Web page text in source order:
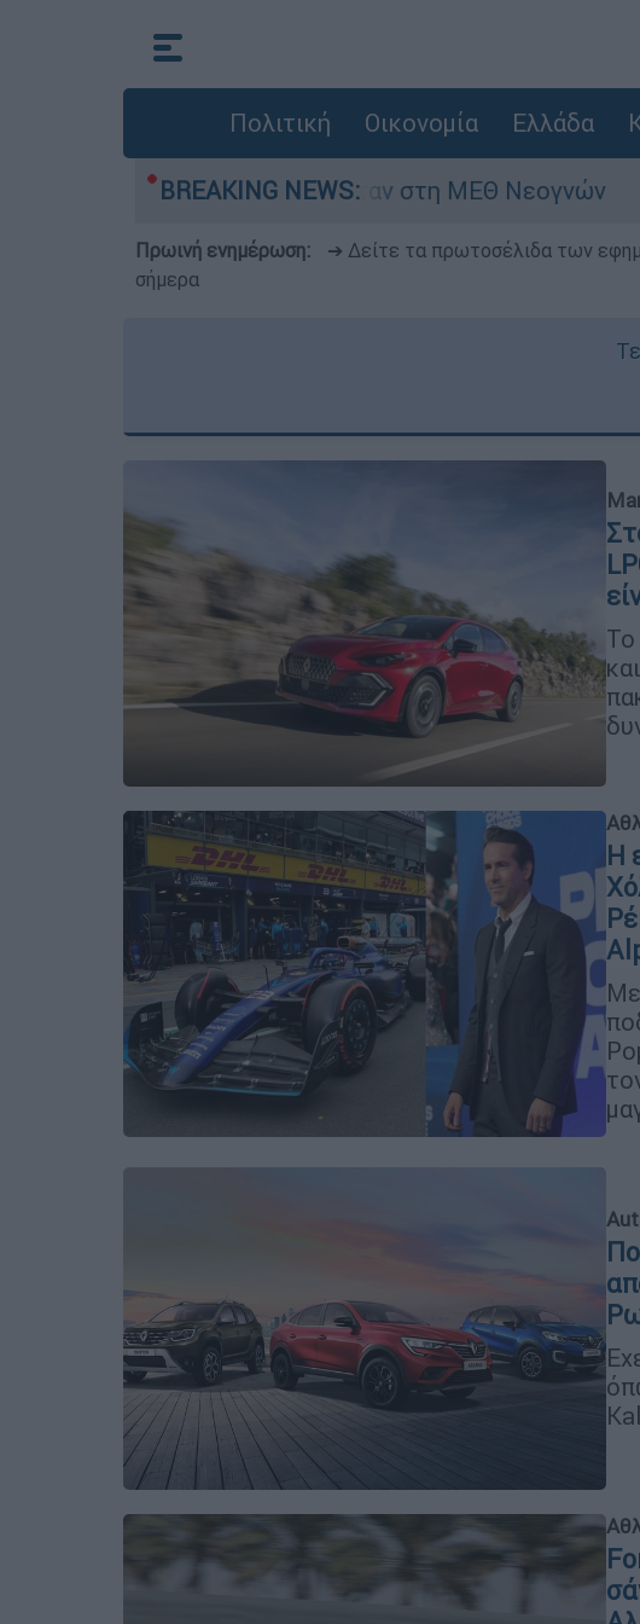
Πολιτική Οικονομία Ελλάδα
BREAKING NEWS:
ημερών - Νοσηλευόταν στη ΜΕΘ Νεογνών Marfin:
Πρωινή ενημέρωση: ➔ Δείτε τα πρωτοσέλιδα των
σήμερα
Το
Η